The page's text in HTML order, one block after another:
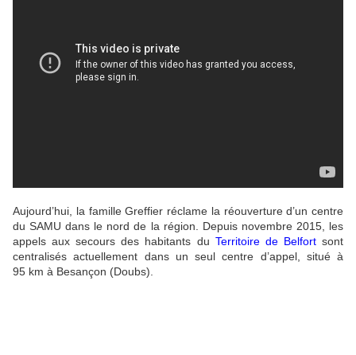
Aujourd’hui, la famille Greffier réclame la réouverture d’un centre
du SAMU dans le nord de la région. Depuis novembre 2015, les
appels aux secours des habitants du Territoire de Belfortsont
centralisés actuellement dans un seul centre d’appel, situé à
95 km à Besançon (Doubs).